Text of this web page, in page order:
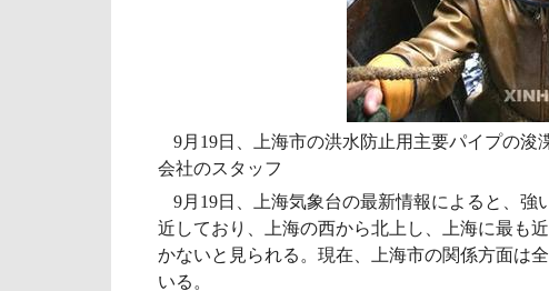
9月19日、上海市の洪水防止用主要パイプの浚
会社のスタッフ
9月19日、上海気象台の最新情報によると、強
近しており、上海の西から北上し、上海に最も
かないと見られる。現在、上海市の関係方面は
いる。